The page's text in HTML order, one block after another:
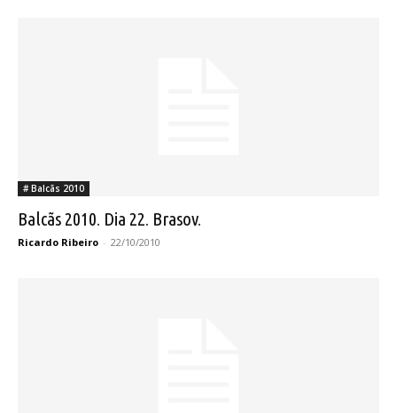
# Balcãs 2010
Balcãs 2010. Dia 22. Brasov.
Ricardo Ribeiro - 22/10/2010